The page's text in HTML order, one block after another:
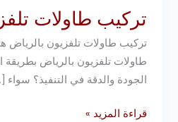
تركيب طاولات
تركيب طاولات تلفزيون
طاولات تلفزيون بالرياض
الجودة والدقة في التنفيذ؟ سواء
قراءة المزيد »